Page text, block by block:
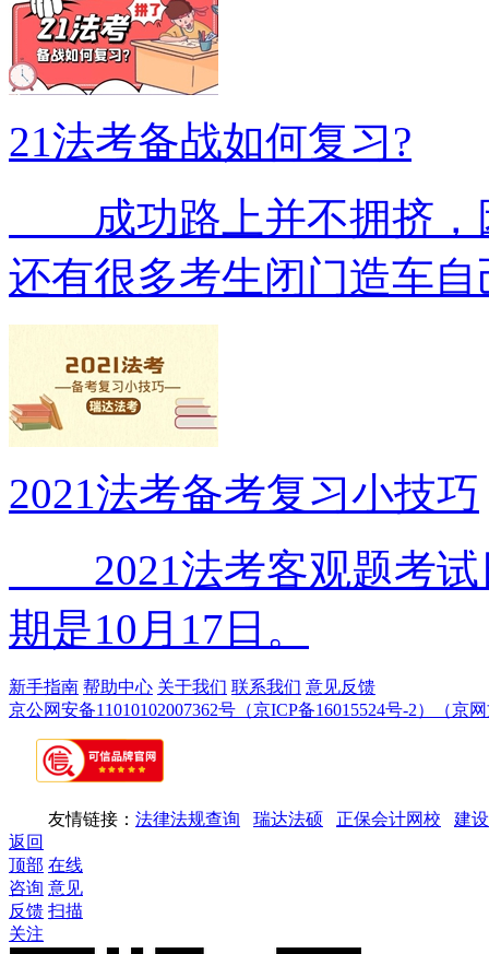
21法考备战如何复习?
成功路上并不拥挤，
还有很多考生闭门造车
2021法考备考复习小技巧
2021法考客观题考试
期是10月17日。
新手指南 帮助中心 关于我们 联系我们 意见反馈
京公网安备11010102007362号 （京ICP备16015524号-2） （京
友情链接： 法律法规查询 瑞达法硕 正保会计网校
建
返回
顶部 在线
咨询 意见
反馈 扫描
关注